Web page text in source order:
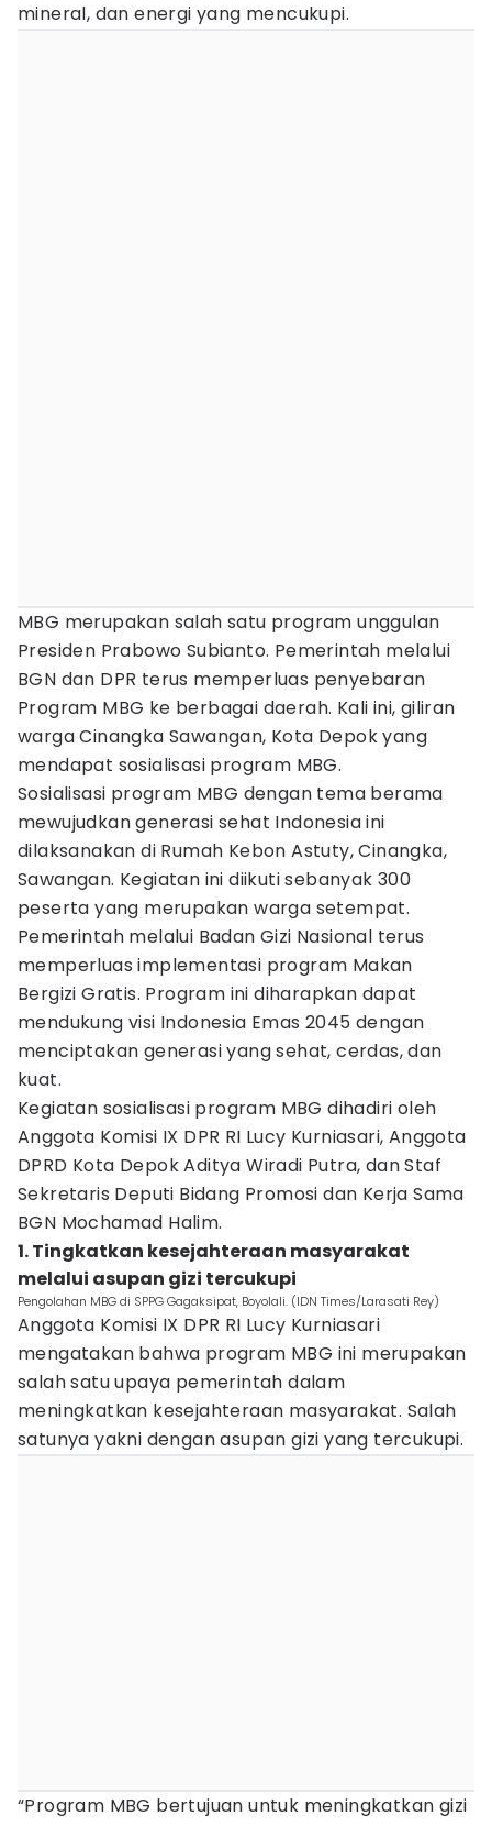
mineral, dan energi yang mencukupi.
MBG merupakan salah satu program unggulan
Presiden Prabowo Subianto. Pemerintah melalui
BGN dan DPR terus memperluas penyebaran
Program MBG ke berbagai daerah. Kali ini, giliran
warga Cinangka Sawangan, Kota Depok yang
mendapat sosialisasi program MBG.
Sosialisasi program MBG dengan tema berama
mewujudkan generasi sehat Indonesia ini
dilaksanakan di Rumah Kebon Astuty, Cinangka,
Sawangan. Kegiatan ini diikuti sebanyak 300
peserta yang merupakan warga setempat.
Pemerintah melalui Badan Gizi Nasional terus
memperluas implementasi program Makan
Bergizi Gratis. Program ini diharapkan dapat
mendukung visi Indonesia Emas 2045 dengan
menciptakan generasi yang sehat, cerdas, dan
kuat.
Kegiatan sosialisasi program MBG dihadiri oleh
Anggota Komisi IX DPR RI Lucy Kurniasari, Anggota
DPRD Kota Depok Aditya Wiradi Putra, dan Staf
Sekretaris Deputi Bidang Promosi dan Kerja Sama
BGN Mochamad Halim.
1. Tingkatkan kesejahteraan masyarakat
melalui asupan gizi tercukupi
Pengolahan MBG di SPPG Gagaksipat, Boyolali. (IDN Times/Larasati Rey)
Anggota Komisi IX DPR RI Lucy Kurniasari
mengatakan bahwa program MBG ini merupakan
salah satu upaya pemerintah dalam
meningkatkan kesejahteraan masyarakat. Salah
satunya yakni dengan asupan gizi yang tercukupi.
“Program MBG bertujuan untuk meningkatkan gizi